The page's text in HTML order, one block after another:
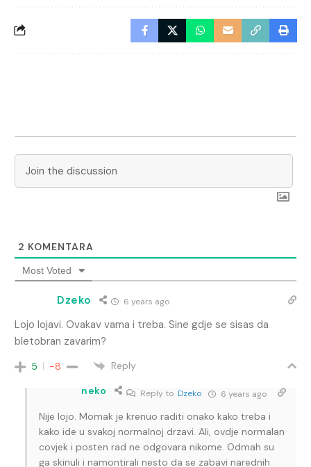
2 KOMENTARA
Most Voted
Dzeko 6 years ago
Lojo lojavi. Ovakav vama i treba. Sine gdje se sisas da
bletobran zavarim?
5 -8 Reply
neko Reply to Dzeko 6 years ago
Nije lojo. Momak je krenuo raditi onako kako treba i
kako ide u svakoj normalnoj drzavi. Ali, ovdje normalan
covjek i posten rad ne odgovara nikome. Odmah su
ga skinuli i namontirali nesto da se zabavi narednih